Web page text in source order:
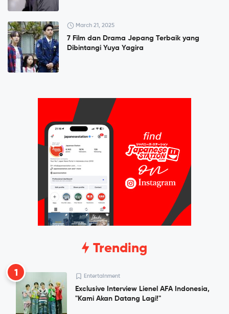
March 21, 2025
7 Film dan Drama Jepang Terbaik yang
Dibintangi Yuya Yagira
Trending
1 Entertainment
Exclusive Interview Lienel AFA Indonesia,
"Kami Akan Datang Lagi!"